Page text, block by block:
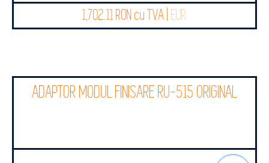
1,702.11 RON cu TVA | EUR
ADAPTOR MODUL FINISARE RU-515 ORIGINAL